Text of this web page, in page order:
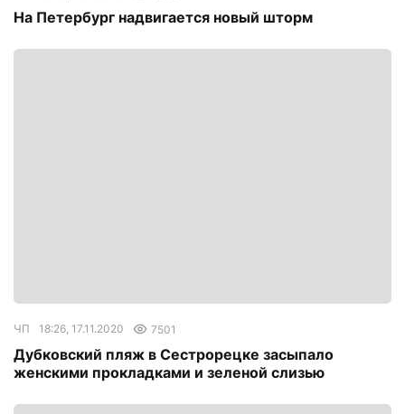
На Петербург надвигается новый шторм
ЧП 18:26, 17.11.2020 7501
Дубковский пляж в Сестрорецке засыпало
женскими прокладками и зеленой слизью